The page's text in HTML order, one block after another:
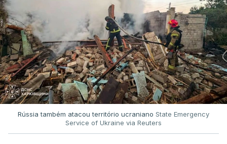
Rússia também atacou território ucraniano State Emergency
Service of Ukraine via Reuters